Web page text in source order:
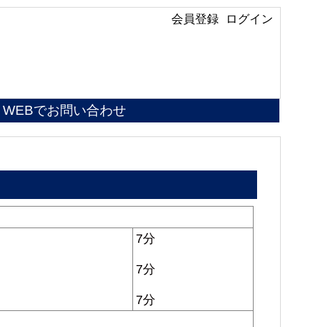
ログイン
会員登録
WEBでお問い合わせ
7分
7分
7分